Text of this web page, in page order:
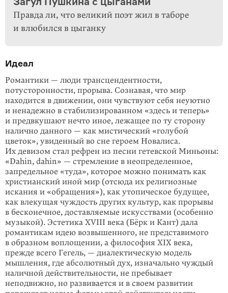
Правда ли, что великий поэт жил в таборе
и влюбился в цыганку
Идеал
Романтики — люди трансцендентности,
потусторонности, прорыва. Сознавая, что мир
находится в движении, они чувствуют себя неуютно
и ненадежно в стабилизированном «здесь и теперь»
и предвкушают нечто иное, лежащее по ту сторону
налично данного — как мистический «голубой
цветок», увиден­ный во сне героем Новалиса.
Их девизом стал рефрен из песни гетевской Миньоны:
«Dahin, dahin» — стремление в неопределенное,
запредельное «туда», которое можно понимать как
христианский иной мир (отсюда их религиозные
искания и «обращения»), как утопическое будущее,
как влекущая чуждость других культур, как прорывы
в бесконечное, доставляемые искусствами (особенно
музыкой). Эстетика XVIII века (Бёрк и Кант) дала
романтикам идею возвышенного, не представимого
в образном воплощении, а философия XIX века,
прежде всего Гегель, — диалектическую модель
мышления, где абсолютный дух, изначально чуждый
наличной действительности, не пребы­вает
неподвижно, но развивается и в своем развитии